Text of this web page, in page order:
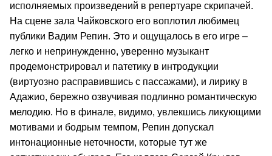
исполняемых произведений в репертуаре скрипачей.
На сцене зала Чайковского его воплотил любимец
публики Вадим Репин. Это и ощущалось в его игре –
легко и непринужденно, уверенно музыкант
продемонстрировал и патетику в интродукции
(виртуозно расправившись с пассажами), и лирику в
Адажио, бережно озвучивая подлинно романтическую
мелодию. Но в финале, видимо, увлекшись ликующими
мотивами и бодрым темпом, Репин допускал
интонационные неточности, которые тут же